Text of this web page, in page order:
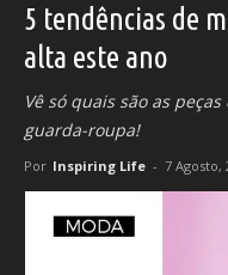
5 tendências de
alta este ano
Vê só quais são as
guarda-roupa!
Por Inspiring Life - 7 Agosto,